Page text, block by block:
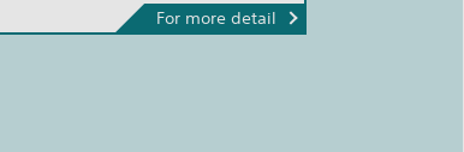
For more detail